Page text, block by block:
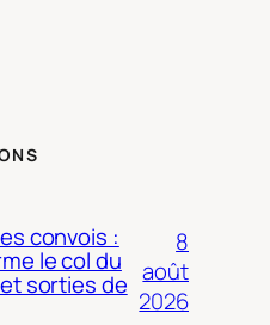
convois :
le col du
sorties de
8
août
2026